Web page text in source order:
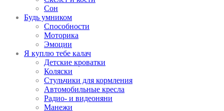
Сон
Будь умником
Способности
Моторика
Эмоции
Я куплю тебе калач
Детские кроватки
Коляски
Стульчики для кормления
Автомобильные кресла
Радио- и видеоняни
Манежи